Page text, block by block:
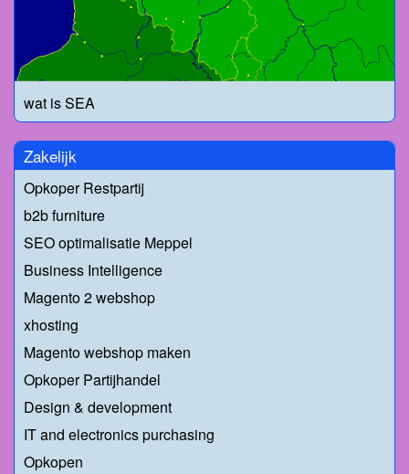
wat is SEA
Zakelijk
Opkoper Restpartij
b2b furniture
SEO optimalisatie Meppel
Business Intelligence
Magento 2 webshop
xhosting
Magento webshop maken
Opkoper Partijhandel
Design & development
IT and electronics purchasing
Opkopen